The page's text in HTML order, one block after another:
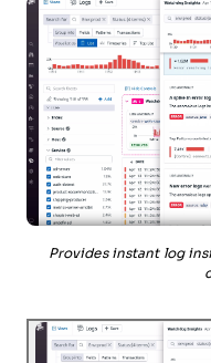
Provides instant log